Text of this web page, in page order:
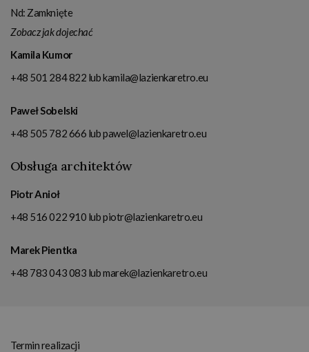
Nd: Zamknięte
Zobacz jak dojechać
Kamila Kumor
+48 501 284 822 lubkamila@lazienkaretro.eu
Paweł Sobelski
+48 505 782 666 lubpawel@lazienkaretro.eu
Obsługa architektów
Piotr Anioł
+48 516 022 910 lubpiotr@lazienkaretro.eu
Marek Pientka
+48 783 043 083 lubmarek@lazienkaretro.eu
Termin realizacji